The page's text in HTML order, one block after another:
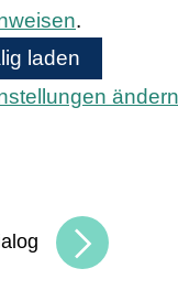
.
laden
ändern